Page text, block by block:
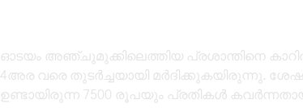
ഓടയം അഞ്ചുമുക്കിലെത്തിയ പ്രശാന്തിനെ
4അര വരെ തുടർച്ചയായി മർദിക്കുകയിരുന്നു.
ഉണ്ടായിരുന്ന 7500 രൂപയും പ്രതികൾ